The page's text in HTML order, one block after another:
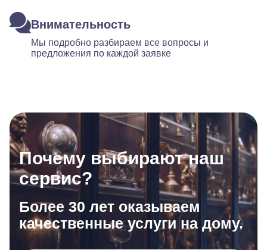
Внимательность
Мы подробно разбираем все вопросы и
предложения по каждой заявке
Почему выбирают наш
сервис?
Более 30 лет оказываем
качественные услуги на дому.